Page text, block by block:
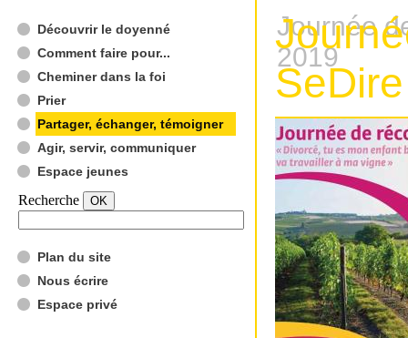
Découvrir le doyenné
Comment faire pour...
Cheminer dans la foi
Prier
Partager, échanger, témoigner
Agir, servir, communiquer
Espace jeunes
Recherche
Plan du site
Nous écrire
Espace privé
Journée
2019